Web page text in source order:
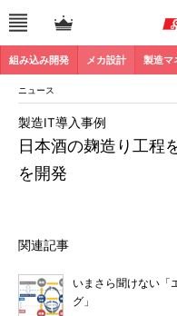
組み込み開発 メカ設計 製造マ
ニュース
日本酒の麹造り工程
を開発
製造IT導入事例
関連記事
いまさら聞けない「
グ」